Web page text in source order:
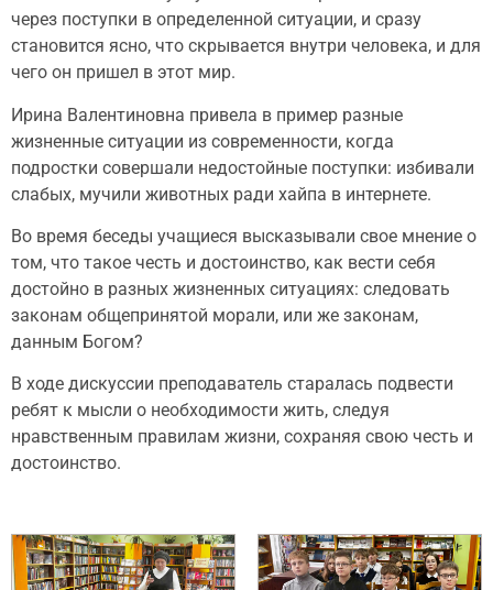
через поступки в определенной ситуации, и сразу
становится ясно, что скрывается внутри человека, и для
чего он пришел в этот мир.
Ирина Валентиновна привела в пример разные
жизненные ситуации из современности, когда
подростки совершали недостойные поступки: избивали
слабых, мучили животных ради хайпа в интернете.
Во время беседы учащиеся высказывали свое мнение о
том, что такое честь и достоинство, как вести себя
достойно в разных жизненных ситуациях: следовать
законам общепринятой морали, или же законам,
данным Богом?
В ходе дискуссии преподаватель старалась подвести
ребят к мысли о необходимости жить, следуя
нравственным правилам жизни, сохраняя свою честь и
достоинство.